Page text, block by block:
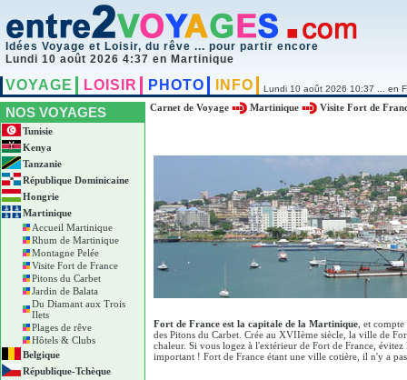
Idées Voyage et Loisir, du rêve ... pour partir encore
Lundi 10 août 2026 4:37 en Martinique
VOYAGE LOISIR PHOTO INFO Lundi 10 août 2026 10:37 ... en
NOS VOYAGES
Tunisie
Kenya
Tanzanie
République Dominicaine
Hongrie
Martinique
Accueil Martinique
Rhum de Martinique
Montagne Pelée
Visite Fort de France
Pitons du Carbet
Jardin de Balata
Du Diamant aux Trois
Ilets
Plages de rêve
Hôtels & Clubs
Belgique
République-Tchèque
Carnet de Voyage Martinique Visite Fort de
Fort de France est la capitale de la Martinique , et
des Pitons du Carbet. Crée au XVIIème siècle, la ville de
chaleur. Si vous logez à l'extérieur de Fort de France,
important ! Fort de France étant une ville cotière, il n'y a